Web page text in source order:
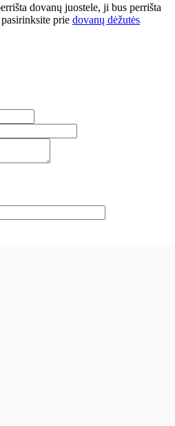
dovanų juostele, ji bus perrišta
prie dovanų dėžutės